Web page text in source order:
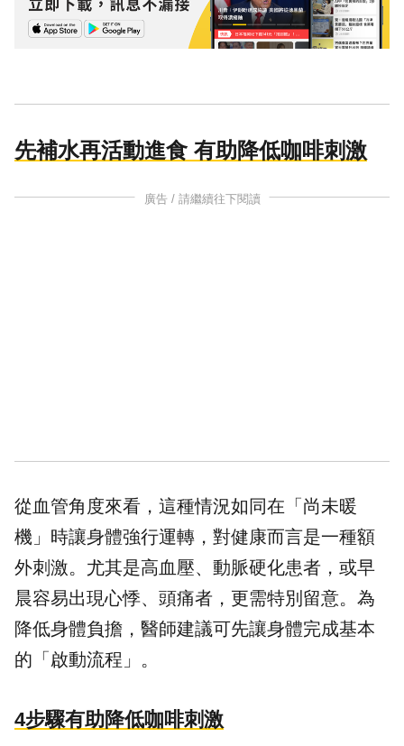
先補水再活動進食 有助降低咖啡刺激
廣告 / 請繼續往下閱讀
從血管角度來看，這種情況如同在「尚未暖
機」時讓身體強行運轉，對健康而言是一種額
外刺激。尤其是高血壓、動脈硬化患者，或早
晨容易出現心悸、頭痛者，更需特別留意。為
降低身體負擔，醫師建議可先讓身體完成基本
的「啟動流程」。
4步驟有助降低咖啡刺激